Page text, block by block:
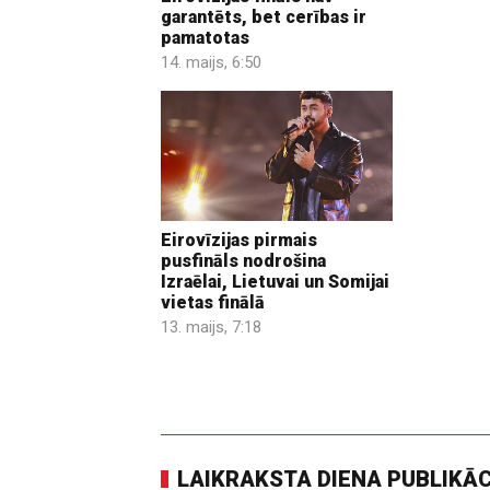
garantēts, bet cerības ir
pamatotas
14. maijs, 6:50
Eirovīzijas pirmais
pusfināls nodrošina
Izraēlai, Lietuvai un Somijai
vietas finālā
13. maijs, 7:18
LAIKRAKSTA DIENA